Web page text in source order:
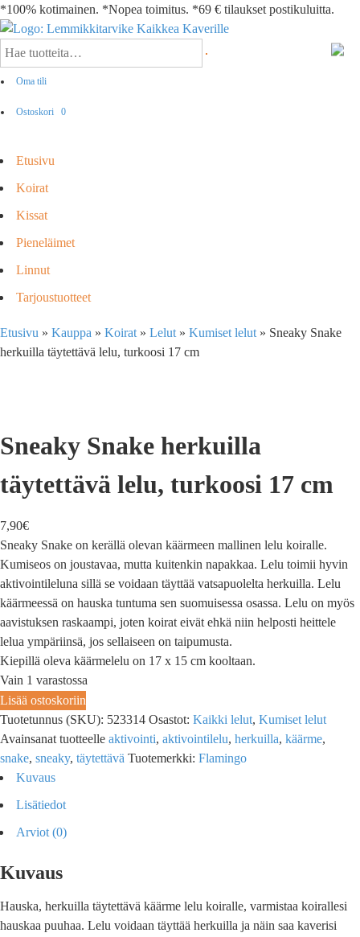
*100% kotimainen. *Nopea toimitus. *69 € tilaukset postikuluitta.
Oma tili
Ostoskori 0
Etusivu
Koirat
Kissat
Pieneläimet
Linnut
Tarjoustuotteet
Etusivu » Kauppa » Koirat » Lelut » Kumiset lelut » Sneaky Snake
herkuilla täytettävä lelu, turkoosi 17 cm
Sneaky Snake herkuilla
täytettävä lelu, turkoosi 17 cm
7,90€
Sneaky Snake on kerällä olevan käärmeen mallinen lelu koiralle.
Kumiseos on joustavaa, mutta kuitenkin napakkaa. Lelu toimii hyvin
aktivointileluna sillä se voidaan täyttää vatsapuolelta herkuilla. Lelu
käärmeessä on hauska tuntuma sen suomuisessa osassa. Lelu on myös
aavistuksen raskaampi, joten koirat eivät ehkä niin helposti heittele
lelua ympäriinsä, jos sellaiseen on taipumusta.
Kiepillä oleva käärmelelu on 17 x 15 cm kooltaan.
Vain 1 varastossa
Lisää ostoskoriin
Tuotetunnus (SKU): 523314 Osastot: Kaikki lelut, Kumiset lelut
Avainsanat tuotteelle aktivointi, aktivointilelu, herkuilla, käärme,
snake, sneaky, täytettävä Tuotemerkki: Flamingo
Kuvaus
Lisätiedot
Arviot (0)
Kuvaus
Hauska, herkuilla täytettävä käärme lelu koiralle, varmistaa koirallesi
hauskaa puuhaa. Lelu voidaan täyttää herkuilla ja näin saa kaverisi